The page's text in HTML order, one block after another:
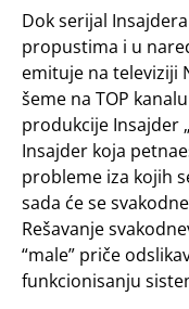
Dok serijal
propustima i u
emituje na televiziji
šeme na TOP
produkcije Insajder
Insajder koja
probleme iza kojih
sada će se
Rešavanje
“male” priče
funkcionisanju